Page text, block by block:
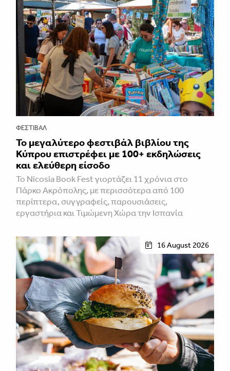
ΦΕΣΤΙΒΑΛ
Το μεγαλύτερο φεστιβάλ βιβλίου της
Κύπρου επιστρέφει με 100+ εκδηλώσεις
και ελεύθερη είσοδο
Το Nicosia Book Fest γιορτάζει 11 χρόνια στο
Πάρκο Ακρόπολης, με περισσότερα από 100
περίπτερα, συγγραφείς, παρουσιάσεις,
εργαστήρια και Τιμώμενη Χώρα την Ισπανία
16 August 2026